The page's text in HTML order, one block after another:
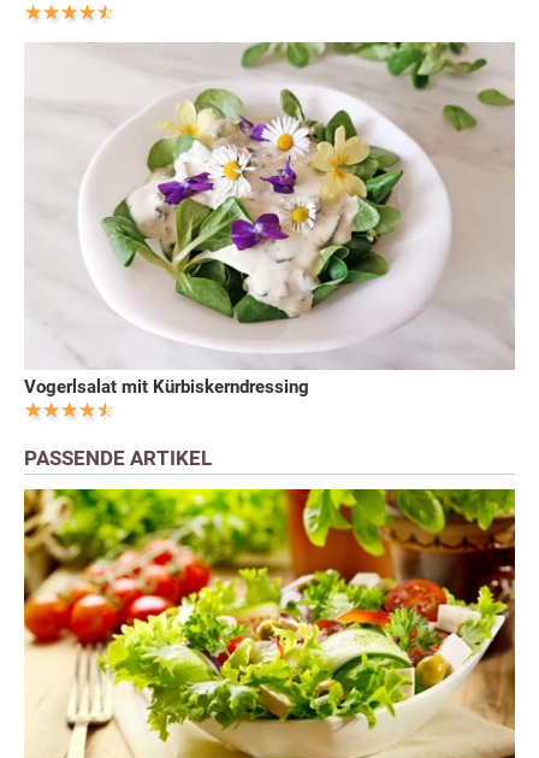
Vogerlsalat mit Kürbiskerndressing
PASSENDE ARTIKEL